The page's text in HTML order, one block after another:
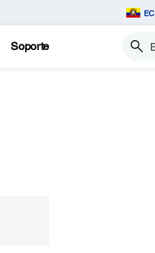
EC
Soporte Buscar